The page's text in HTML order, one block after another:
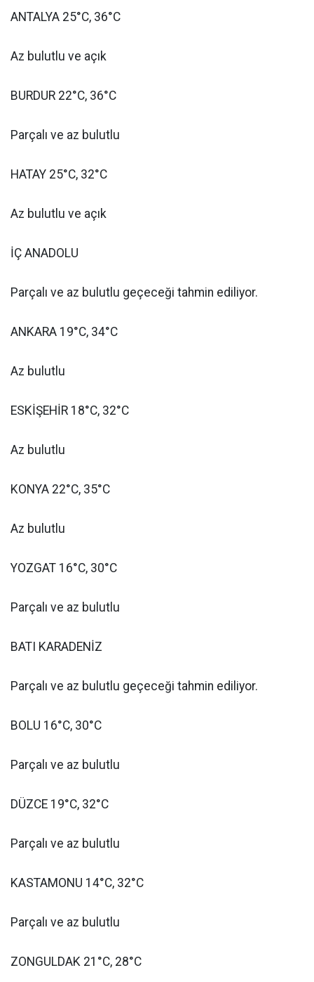
ANTALYA 25°C, 36°C
Az bulutlu ve açık
BURDUR 22°C, 36°C
Parçalı ve az bulutlu
HATAY 25°C, 32°C
Az bulutlu ve açık
İÇ ANADOLU
Parçalı ve az bulutlu geçeceği tahmin ediliyor.
ANKARA 19°C, 34°C
Az bulutlu
ESKİŞEHİR 18°C, 32°C
Az bulutlu
KONYA 22°C, 35°C
Az bulutlu
YOZGAT 16°C, 30°C
Parçalı ve az bulutlu
BATI KARADENİZ
Parçalı ve az bulutlu geçeceği tahmin ediliyor.
BOLU 16°C, 30°C
Parçalı ve az bulutlu
DÜZCE 19°C, 32°C
Parçalı ve az bulutlu
KASTAMONU 14°C, 32°C
Parçalı ve az bulutlu
ZONGULDAK 21°C, 28°C